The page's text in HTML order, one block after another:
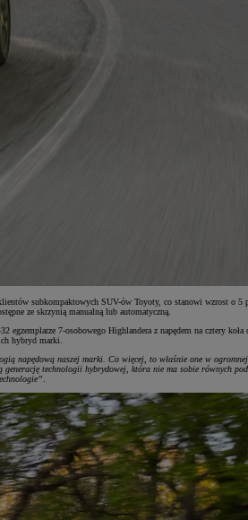
subkompaktowych SUV-ów Toyoty, co stanowi wzrost o
ze skrzynią manualną lub automatyczną.
7-osobowego Highlandera z napędem na cztery
hybryd marki.
napędową naszej marki. Co więcej, to właśnie one w
technologii hybrydowej, która nie ma sobie równych
.